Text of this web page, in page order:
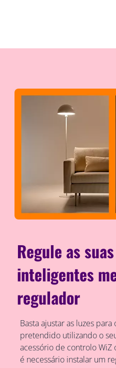
Regule as
inteligentes
regulador
Basta ajustar as luzes
pretendido utilizando o
acessório de controlo WiZ
é necessário instalar um